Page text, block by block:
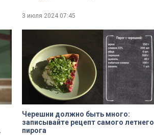
3 июля 2024 07:45
Черешни должно быть много:
записывайте рецепт самого летнего
пирога